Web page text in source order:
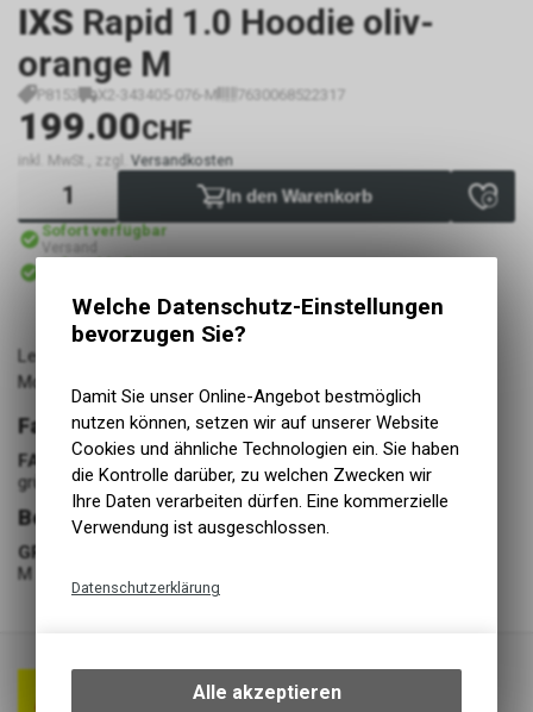
IXS Rapid 1.0 Hoodie oliv-
orange M
P8153 X2-343405-076-M 7630068522317
199.00CHF
inkl. MwSt., zzgl. Versandkosten
In den Warenkorb
Sofort verfügbar
Versand
Leger unterwegs und trotzdem geschützt, in diesem fürs
Motorradfahren optimierten Hoodie.
Farbe
FARBE
grün-orange
Bekleidung
GRÖSSE
M
Welche Datenschutz-Einstellungen
bevorzugen Sie?
Damit Sie unser Online-Angebot bestmöglich
nutzen können, setzen wir auf unserer Website
Cookies und ähnliche Technologien ein. Sie haben
die Kontrolle darüber, zu welchen Zwecken wir
Ihre Daten verarbeiten dürfen. Eine kommerzielle
Verwendung ist ausgeschlossen.
Datenschutzerklärung
bestimmte Interaktionen und
Alle akzeptieren